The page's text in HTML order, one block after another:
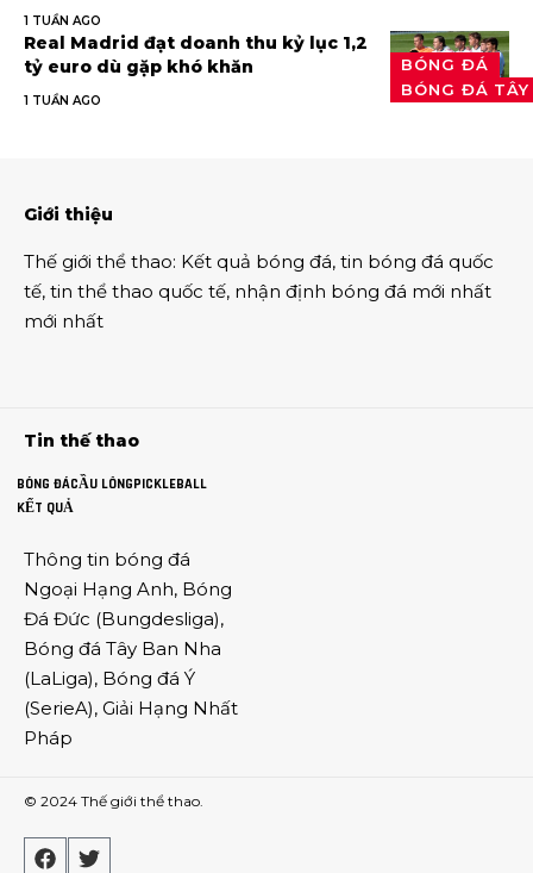
1 TUẦN AGO
BÓNG ĐÁ
BÓNG ĐÁ
Real Madrid đạt doanh thu kỷ lục 1,2
tỷ euro dù gặp khó khăn
1 TUẦN AGO
Giới thiệu
Thế giới thể thao: Kết quả bóng đá, tin bóng đá quốc
tế, tin thể thao quốc tế, nhận định bóng đá mới nhất
mới nhất
Tin thế thao
BÓNG ĐÁCẦU LÔNGPICKLEBALL
KẾT QUẢ
Thông tin bóng đá
Ngoại Hạng Anh, Bóng
Đá Đức (Bungdesliga),
Bóng đá Tây Ban Nha
(LaLiga), Bóng đá Ý
(SerieA), Giải Hạng Nhất
Pháp
© 2024 Thế giới thể thao.